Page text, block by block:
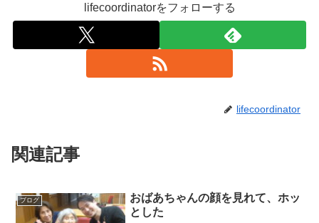
lifecoordinatorをフォローする
lifecoordinator
関連記事
ブログ
おばあちゃんの顔を見れて、ホッ
とした